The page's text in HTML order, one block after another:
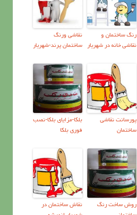
رنگ ساختمان و
نقاشی خانه در شهریار
نقاشی ورنگ
ساختمان پرند-شهریار
پورسانت نقاشی
ساختمان
بلکا-مزایای بلکا-نصب
فوری بلکا
روش ساخت رنگ
نقاش ساختمان در